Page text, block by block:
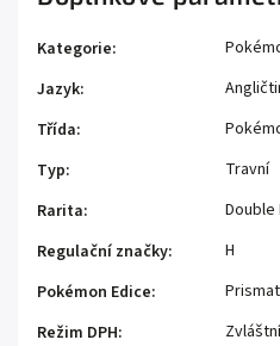
Kategorie:
Jazyk:
Třída:
Typ:
Travní
Rarita:
Double
Regulační značky:
H
Pokémon Edice:
Režim DPH: